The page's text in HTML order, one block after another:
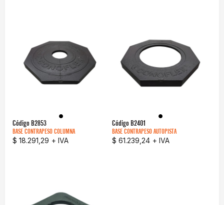
Código B2853
BASE CONTRAPESO COLUMNA
$ 18.291,29 + IVA
Código B2401
BASE CONTRAPESO AUTOPISTA
$ 61.239,24 + IVA